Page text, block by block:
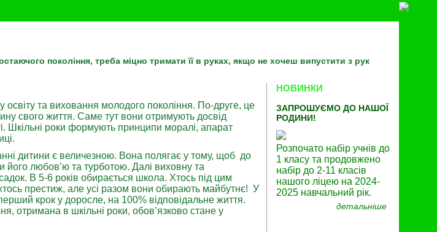
покоління, треба міцно тримати її в руках, якщо не хочеш випустити з рук
НОВИНКИ
ЗАПРОШУЄМО ДО НАШОЇ
РОДИНИ!
Розпочато набір учнів до
1 класу та продовжено
набір до 2-11 класів
нашого ліцею на 2024-
2025 навчальний рік.
детальніше
та виховання молодого покоління. По-друге, це
свого життя. Саме тут вони отримують досвід
Шкільні роки формують принципи моралі, апарат
дитини є величезною. Вона полягає у тому, щоб до
його любов’ю та турботою. Далі виховну та
В 5-6 років обирається школа. Хтось під цим
престиж, але усі разом вони обирають майбутнє! У
крок у доросле, на 100% відповідальне життя.
отримана в шкільні роки, обов’язково стане у